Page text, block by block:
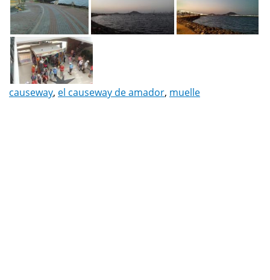
causeway, el causeway de amador, muelle